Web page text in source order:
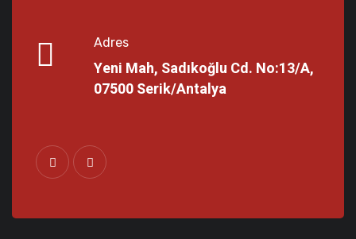
Adres
Yeni Mah, Sadıkoğlu Cd. No:13/A,
07500 Serik/Antalya